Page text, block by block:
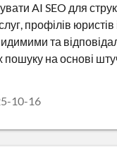
AI SEO для
профілів юристів
та
пошуку на основі
10-16